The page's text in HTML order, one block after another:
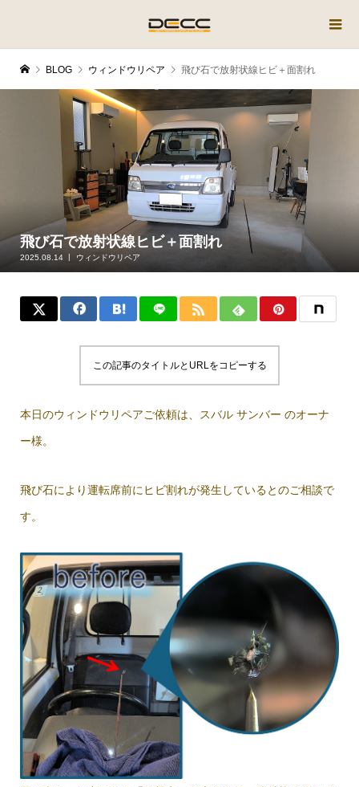
BLOG ウィンドウリペア 飛び石で放射状線ヒビ＋面割れ
飛び石で放射状線ヒビ＋面割れ
2025.08.14 ウィンドウリペア
この記事のタイトルとURLをコピーする
本日のウィンドウリペアご依頼は、スバル サンバー のオーナ
ー様。
飛び石により運転席前にヒビ割れが発生しているとのご相談で
す。